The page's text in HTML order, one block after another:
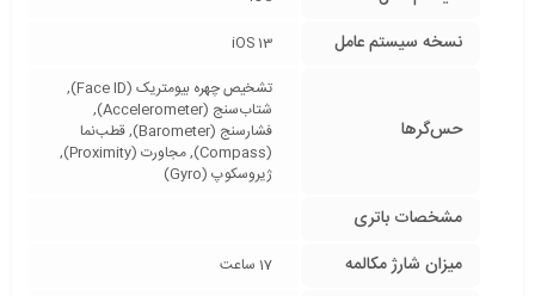
نسخه سیستم عامل iOS 13
حس‌گرها
تشخیص چهره بیومتریک (Face ID),
شتاب‌سنج (Accelerometer),
فشارسنج (Barometer), قطب‌نما
(Compass), مجاورت (Proximity),
ژیروسکوپ (Gyro)
مشخصات باتری
میزان شارژ مکالمه
17 ساعت